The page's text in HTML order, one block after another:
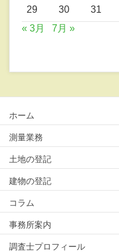
29 30
31
« 3月
7月 »
ホーム
測量業務
土地の登記
建物の登記
コラム
事務所案内
調査士プロフィール